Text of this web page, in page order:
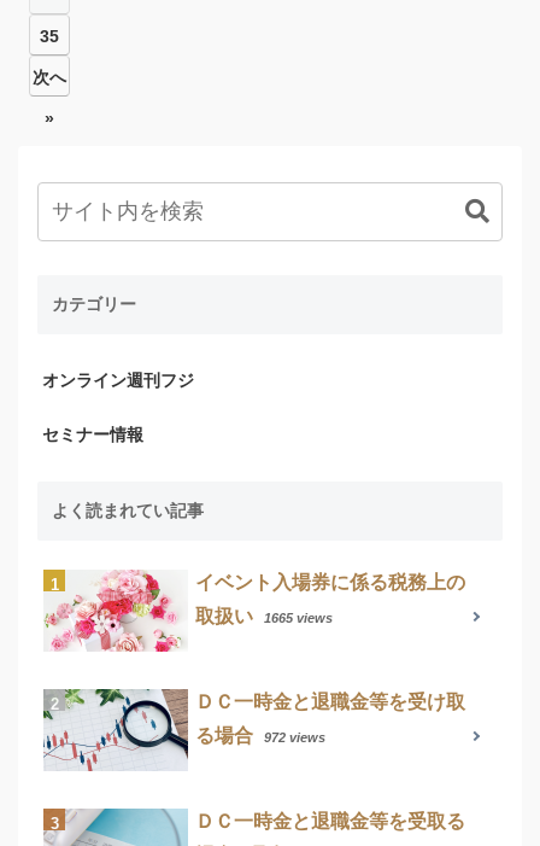
35
次へ
»
カテゴリー
オンライン週刊フジ
セミナー情報
よく読まれてい記事
イベント入場券に係る税務上の
取扱い
1665 views
ＤＣ一時金と退職金等を受け取
る場合
972 views
ＤＣ一時金と退職金等を受取る